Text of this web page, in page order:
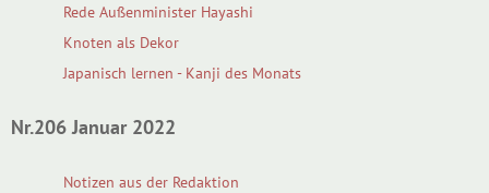
Rede Außenminister Hayashi
Knoten als Dekor
Japanisch lernen - Kanji des Monats
Nr.206 Januar 2022
Notizen aus der Redaktion